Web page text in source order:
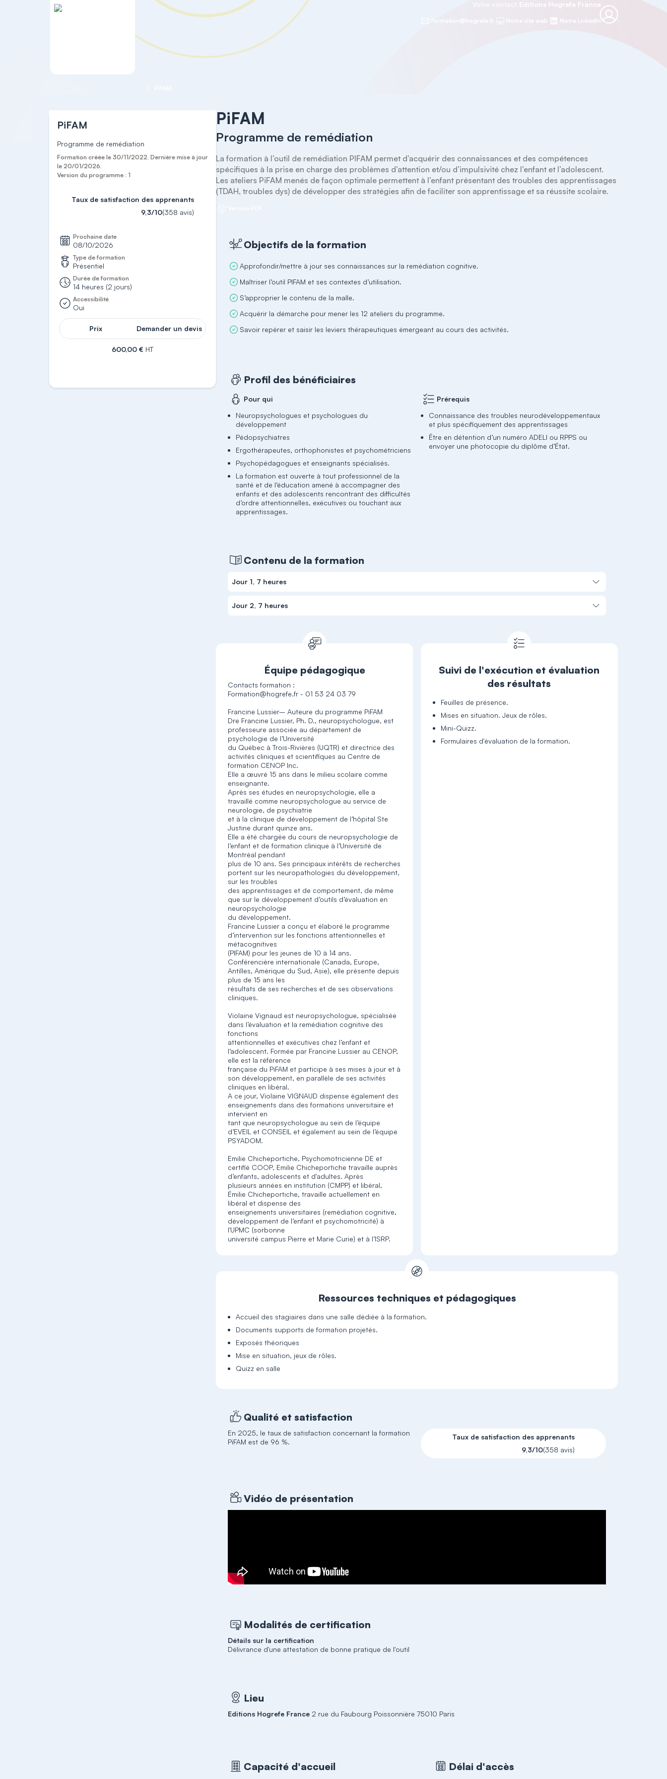
Votre contact Editions Hogrefe France
Notre site web Notre LinkedIn
PiFAM
Programme de remédiation
Formation créée le 30/11/2022. Dernière mise à jour
le 20/01/2026.
Version du programme : 1
Taux de satisfaction des apprenants
9,3/10(358 avis)
Prochaine date
08/10/2026
Type de formation
Présentiel
Durée de formation
14 heures (2 jours)
Accessibilité
Oui
Prix Demander un devis
600,00 € HT
PiFAM
Programme de remédiation
La formation à l’outil de remédiation PIFAM permet d’acquérir des connaissances et des compétences
spécifiques à la prise en charge des problèmes d’attention et/ou d’impulsivité chez l’enfant et l’adolescent.
Les ateliers PiFAM menés de façon optimale permettent à l’enfant présentant des troubles des apprentissages
(TDAH, troubles dys) de développer des stratégies afin de faciliter son apprentissage et sa réussite scolaire.
Objectifs de la formation
Approfondir/mettre à jour ses connaissances sur la remédiation cognitive.
Maîtriser l’outil PIFAM et ses contextes d’utilisation.
S’approprier le contenu de la malle.
Acquérir la démarche pour mener les 12 ateliers du programme.
Savoir repérer et saisir les leviers thérapeutiques émergeant au cours des activités.
Profil des bénéficiaires
Pour qui
Neuropsychologues et psychologues du
développement
Pédopsychiatres
Ergothérapeutes, orthophonistes et psychométriciens
Psychopédagogues et enseignants spécialisés.
La formation est ouverte à tout professionnel de la
santé et de l‘éducation amené à accompagner des
enfants et des adolescents rencontrant des difficultés
d’ordre attentionnelles, exécutives ou touchant aux
apprentissages.
Prérequis
Connaissance des troubles neurodéveloppementaux
et plus spécifiquement des apprentissages
Être en détention d’un numéro ADELI ou RPPS ou
envoyer une photocopie du diplôme d’État.
Contenu de la formation
Jour 1, 7 heures
Jour 2, 7 heures
Équipe pédagogique
Contacts formation :
Formation@hogrefe.fr - 01 53 24 03 79
Francine Lussier– Auteure du programme PiFAM
Dre Francine Lussier, Ph. D., neuropsychologue, est
professeure associée au département de
psychologie de l’Université
du Québec à Trois-Rivières (UQTR) et directrice des
activités cliniques et scientifiques au Centre de
formation CENOP Inc.
Elle a œuvré 15 ans dans le milieu scolaire comme
enseignante.
Après ses études en neuropsychologie, elle a
travaillé comme neuropsychologue au service de
neurologie, de psychiatrie
et à la clinique de développement de l’hôpital Ste
Justine durant quinze ans.
Elle a été chargée du cours de neuropsychologie de
l’enfant et de formation clinique à l’Université de
Montréal pendant
plus de 10 ans. Ses principaux intérêts de recherches
portent sur les neuropathologies du développement,
sur les troubles
des apprentissages et de comportement, de même
que sur le développement d’outils d’évaluation en
neuropsychologie
du développement.
Francine Lussier a conçu et élaboré le programme
d’intervention sur les fonctions attentionnelles et
métacognitives
(PIFAM) pour les jeunes de 10 à 14 ans.
Conférencière internationale (Canada, Europe,
Antilles, Amérique du Sud, Asie), elle présente depuis
plus de 15 ans les
résultats de ses recherches et de ses observations
cliniques.
Violaine Vignaud est neuropsychologue, spécialisée
dans l’évaluation et la remédiation cognitive des
fonctions
attentionnelles et exécutives chez l’enfant et
l‘adolescent. Formée par Francine Lussier au CENOP,
elle est la référence
française du PiFAM et participe à ses mises à jour et à
son développement, en parallèle de ses activités
cliniques en libéral.
A ce jour, Violaine VIGNAUD dispense également des
enseignements dans des formations universitaire et
intervient en
tant que neuropsychologue au sein de l’équipe
d’EVEIL et CONSEIL et également au sein de l’équipe
PSYADOM.
Emilie Chicheportiche, Psychomotricienne DE et
certifié COOP, Emilie Chicheportiche travaille auprès
d’enfants, adolescents et d'adultes. Après
plusieurs années en institution (CMPP) et libéral,
Émilie Chicheportiche, travaille actuellement en
libéral et dispense des
enseignements universitaires (remédiation cognitive,
développement de l’enfant et psychomotricité) à
l'UPMC (sorbonne
université campus Pierre et Marie Curie) et à l’ISRP.
Suivi de l'exécution et évaluation
des résultats
Feuilles de présence.
Mises en situation. Jeux de rôles.
Mini-Quizz.
Formulaires d'évaluation de la formation.
Ressources techniques et pédagogiques
Accueil des stagiaires dans une salle dédiée à la formation.
Documents supports de formation projetés.
Exposés théoriques
Mise en situation, jeux de rôles.
Quizz en salle
Qualité et satisfaction
En 2025, le taux de satisfaction concernant la formation
PiFAM est de 96 %.
Taux de satisfaction des apprenants
9,3/10(358 avis)
Vidéo de présentation
Modalités de certification
Détails sur la certification
Délivrance d'une attestation de bonne pratique de l'outil
Lieu
Editions Hogrefe France 2 rue du Faubourg Poissonnière 75010 Paris
Capacité d'accueil Délai d'accès